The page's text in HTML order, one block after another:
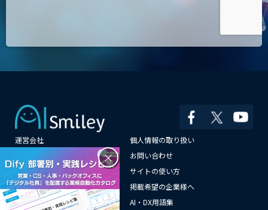
運営会社
個人情報の取り扱い
お問い合わせ
メールマガジン登録
サイトの使い方
情報提供はこちらから
掲載希望の企業様へ
AI企業一覧
AI・DX用語集
×